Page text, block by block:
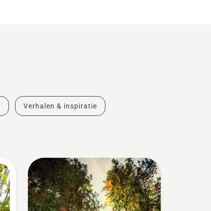
Verhalen & inspiratie